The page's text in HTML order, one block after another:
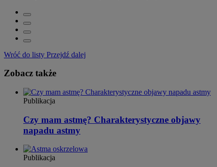
Wróć do listy Przejdź dalej
Zobacz także
Publikacja
Czy mam astmę? Charakterystyczne objawy
napadu astmy
Publikacja